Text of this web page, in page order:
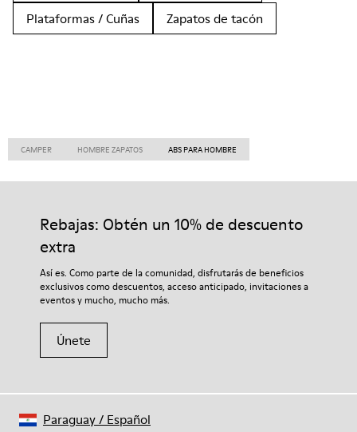
Plataformas / Cuñas
Zapatos de tacón
CAMPER HOMBRE ZAPATOS ABS PARA HOMBRE
Rebajas: Obtén un 10% de descuento
extra
Así es. Como parte de la comunidad, disfrutarás de beneficios
exclusivos como descuentos, acceso anticipado, invitaciones a
eventos y mucho, mucho más.
Únete
Paraguay/ Español